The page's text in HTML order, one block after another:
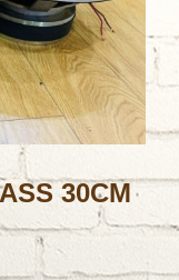
30CM